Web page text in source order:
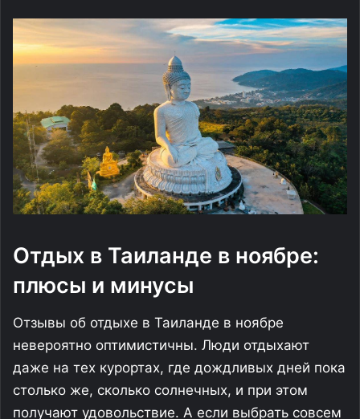
Отдых в Таиланде в ноябре:
плюсы и минусы
Отзывы об отдыхе в Таиланде в ноябре
невероятно оптимистичны. Люди отдыхают
даже на тех курортах, где дождливых дней пока
столько же, сколько солнечных, и при этом
получают удовольствие. А если выбрать совсем